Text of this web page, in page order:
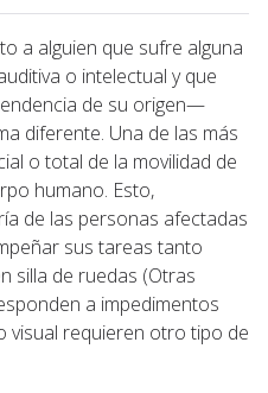
a alguien que sufre alguna
o intelectual y que
de su origen—
diferente. Una de las más
o total de la movilidad de
humano. Esto,
de las personas afectadas
sus tareas tanto
silla de ruedas (Otras
a impedimentos
visual requieren otro tipo de